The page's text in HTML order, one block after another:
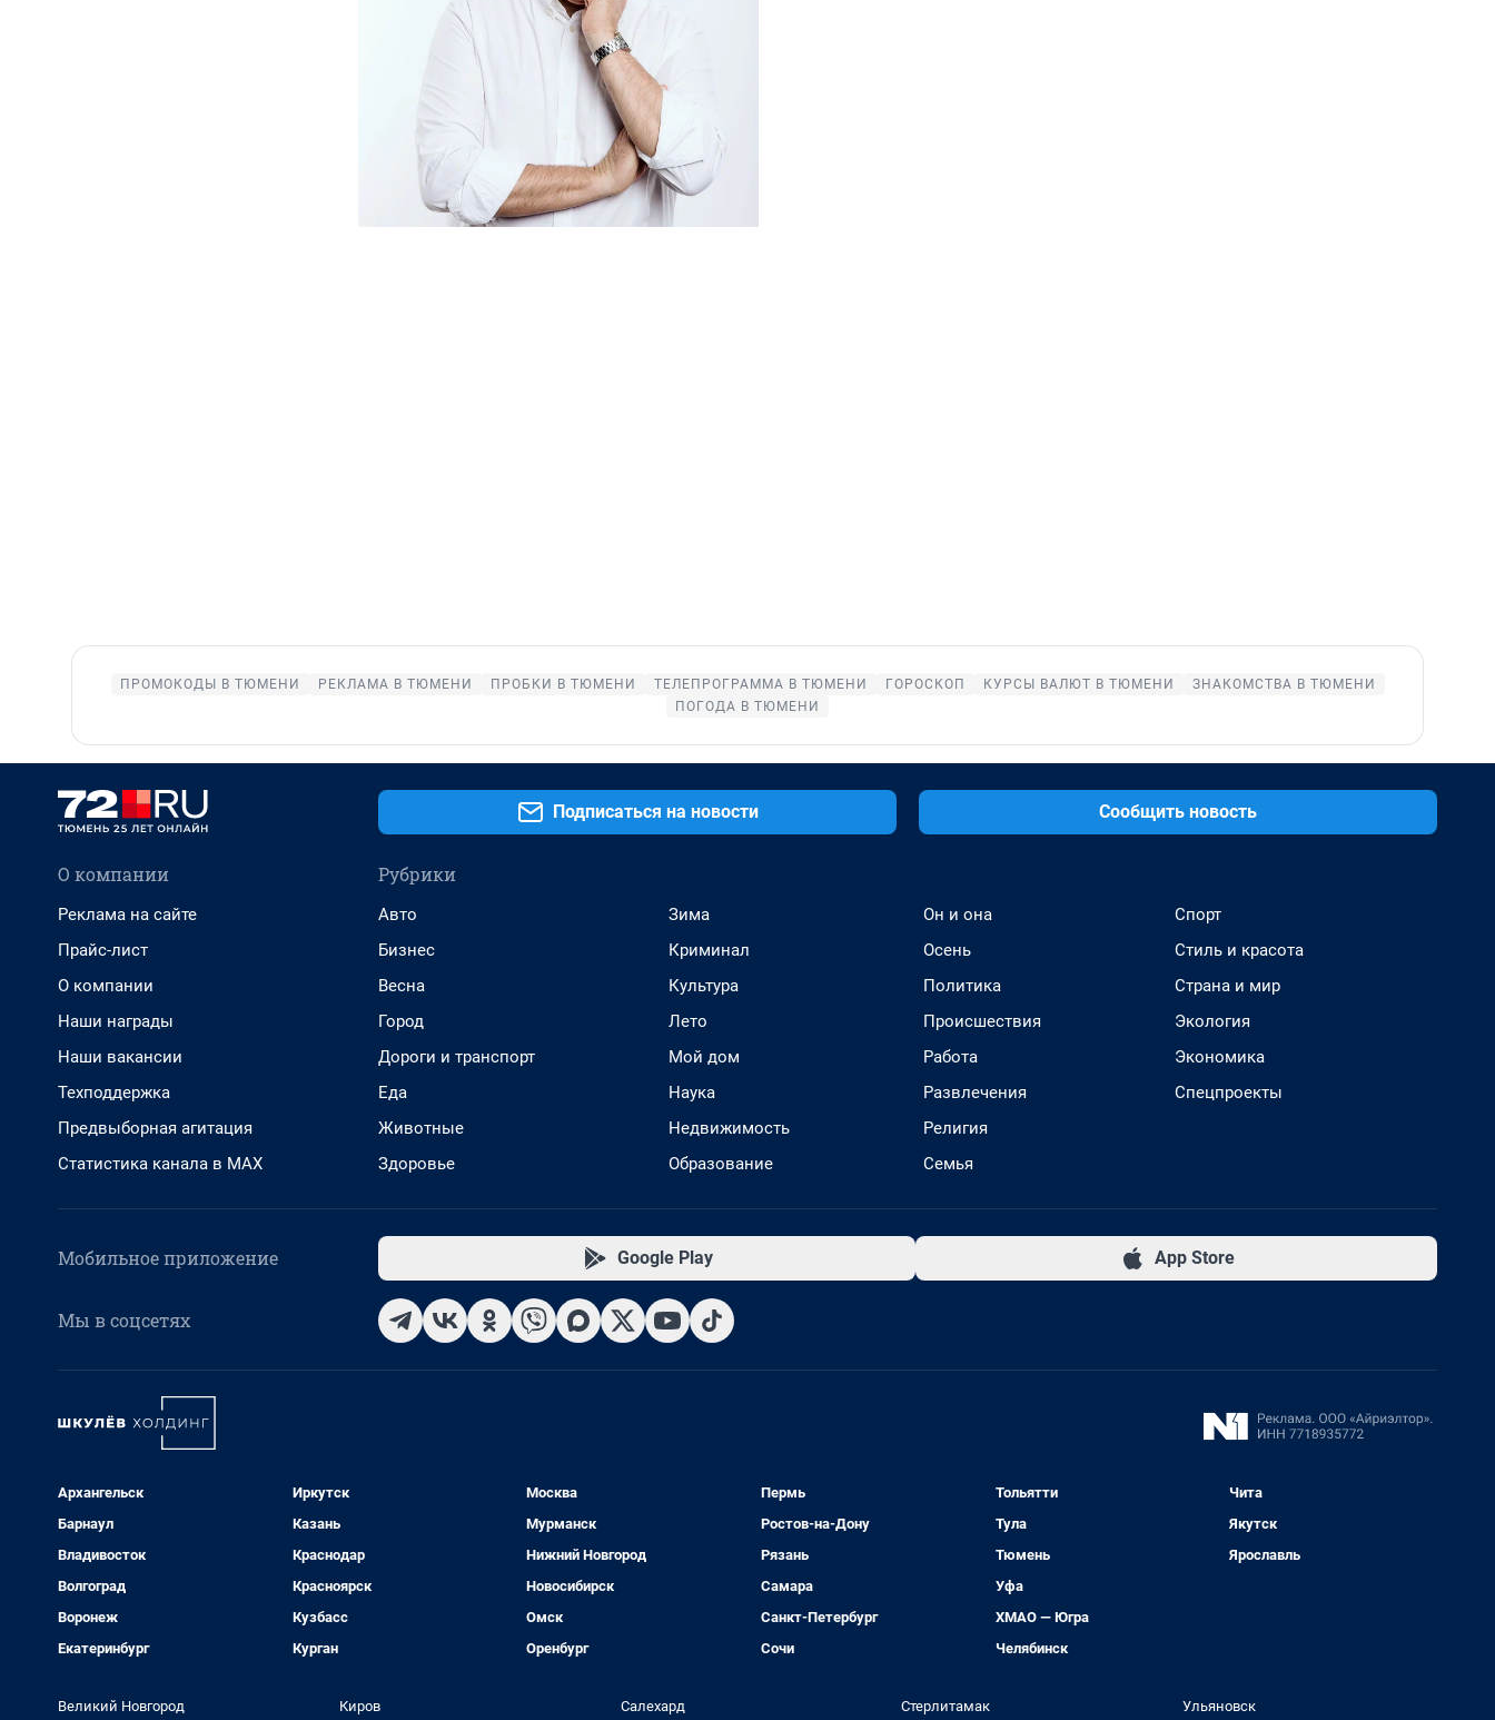
ПРОМОКОДЫ В ТЮМЕНИ РЕКЛАМА В ТЮМЕНИ ПРОБКИ В ТЮМЕНИ ТЕЛЕПРОГРАММА В ТЮМЕНИ ГОРОСКОП КУРСЫ ВАЛЮТ В ТЮМЕНИ
ЗНАКОМСТВА В ТЮМЕНИ
ПОГОДА В ТЮМЕНИ
Подписаться на новости Сообщить новость
О компании
Реклама на сайте
Прайс-лист
О компании
Наши награды
Наши вакансии
Техподдержка
Предвыборная агитация
Статистика канала в MAX
Рубрики
Авто
Бизнес
Весна
Город
Дороги и транспорт
Еда
Животные
Здоровье
Зима
Криминал
Культура
Лето
Мой дом
Наука
Недвижимость
Образование
Он и она
Осень
Политика
Происшествия
Работа
Развлечения
Религия
Семья
Спорт
Стиль и красота
Страна и мир
Экология
Экономика
Спецпроекты
Мобильное приложение Google Play App Store
Мы в соцсетях
Архангельск
Барнаул
Владивосток
Волгоград
Воронеж
Екатеринбург
Иркутск
Казань
Краснодар
Красноярск
Кузбасс
Курган
Москва
Мурманск
Нижний Новгород
Новосибирск
Омск
Оренбург
Пермь
Ростов-на-Дону
Рязань
Самара
Санкт-Петербург
Сочи
Тольятти
Тула
Тюмень
Уфа
ХМАО — Югра
Челябинск
Чита
Якутск
Ярославль
Великий Новгород Киров Салехард Стерлитамак Ульяновск